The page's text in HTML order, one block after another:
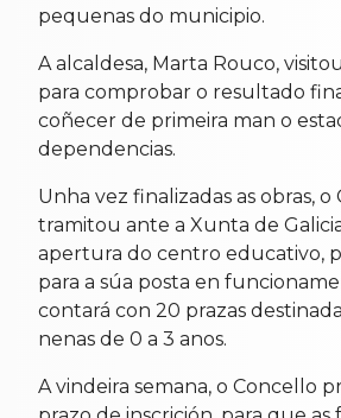
pequenas do municipio.
A alcaldesa, Marta Rouco,
para comprobar o resultado
coñecer de primeira man o
dependencias.
Unha vez finalizadas as obras, o
tramitou ante a Xunta de
apertura do centro educativo,
para a súa posta en
contará con 20 prazas
nenas de 0 a 3 anos.
A vindeira semana, o Concello